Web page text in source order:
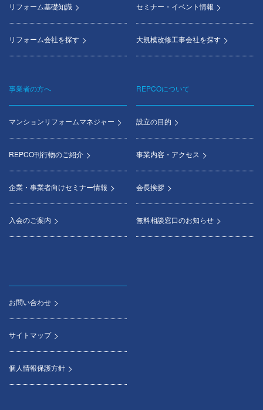
リフォーム基礎知識
リフォーム会社を探す
セミナー・イベント情報
大規模改修工事会社を探す
事業者の方へ
マンションリフォームマネジャー
REPCO刊行物のご紹介
企業・事業者向けセミナー情報
入会のご案内
REPCOについて
設立の目的
事業内容・アクセス
会長挨拶
無料相談窓口のお知らせ
お問い合わせ
サイトマップ
個人情報保護方針